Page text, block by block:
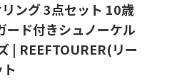
ング 3点セット 10歳
ード付きシュノーケル
| REEFTOURER(リー